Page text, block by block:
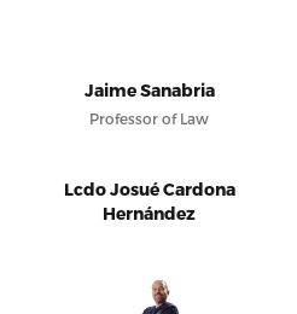
Jaime Sanabria
Professor of Law
Lcdo Josué Cardona
Hernández